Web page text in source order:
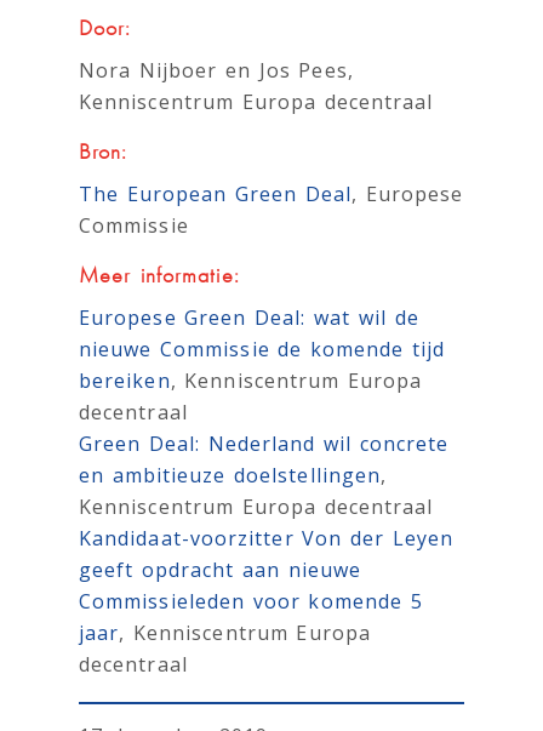
Door:
Nora Nijboer en Jos Pees,
Kenniscentrum Europa decentraal
Bron:
The European Green Deal, Europese
Commissie
Meer informatie:
Europese Green Deal: wat wil de
nieuwe Commissie de komende tijd
bereiken, Kenniscentrum Europa
decentraal
Green Deal: Nederland wil concrete
en ambitieuze doelstellingen,
Kenniscentrum Europa decentraal
Kandidaat-voorzitter Von der Leyen
geeft opdracht aan nieuwe
Commissieleden voor komende 5
jaar, Kenniscentrum Europa
decentraal